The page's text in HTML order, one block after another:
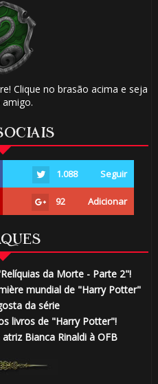
Clique no brasão acima e seja
1.088 Seguir
92 Adicionar
da Morte - Parte 2"!
mundial de "Harry Potter"
da série
livros de "Harry Potter"!
Bianca Rinaldi à OFB